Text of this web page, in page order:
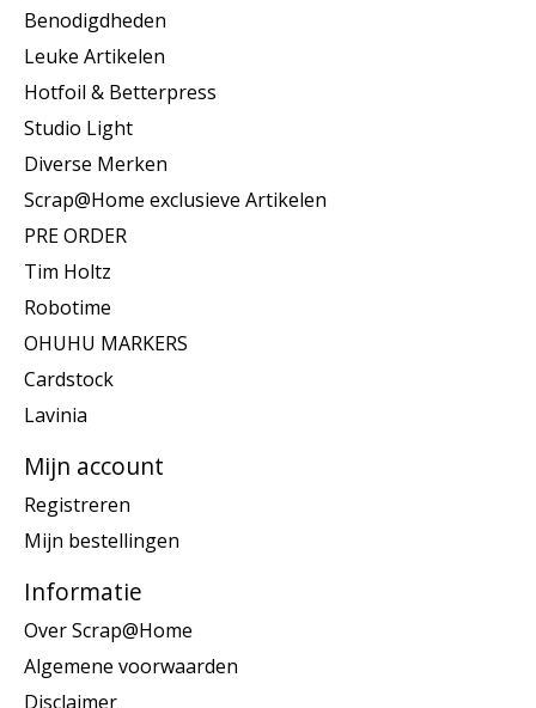
Benodigdheden
Leuke Artikelen
Hotfoil & Betterpress
Studio Light
Diverse Merken
Scrap@Home exclusieve Artikelen
PRE ORDER
Tim Holtz
Robotime
OHUHU MARKERS
Cardstock
Lavinia
Mijn account
Registreren
Mijn bestellingen
Informatie
Over Scrap@Home
Algemene voorwaarden
Disclaimer